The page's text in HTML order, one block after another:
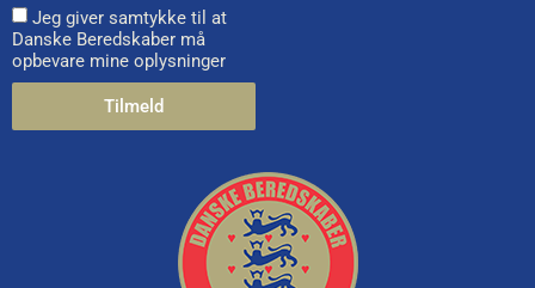
Jeg giver samtykke til at
Danske Beredskaber må
opbevare mine oplysninger
Tilmeld